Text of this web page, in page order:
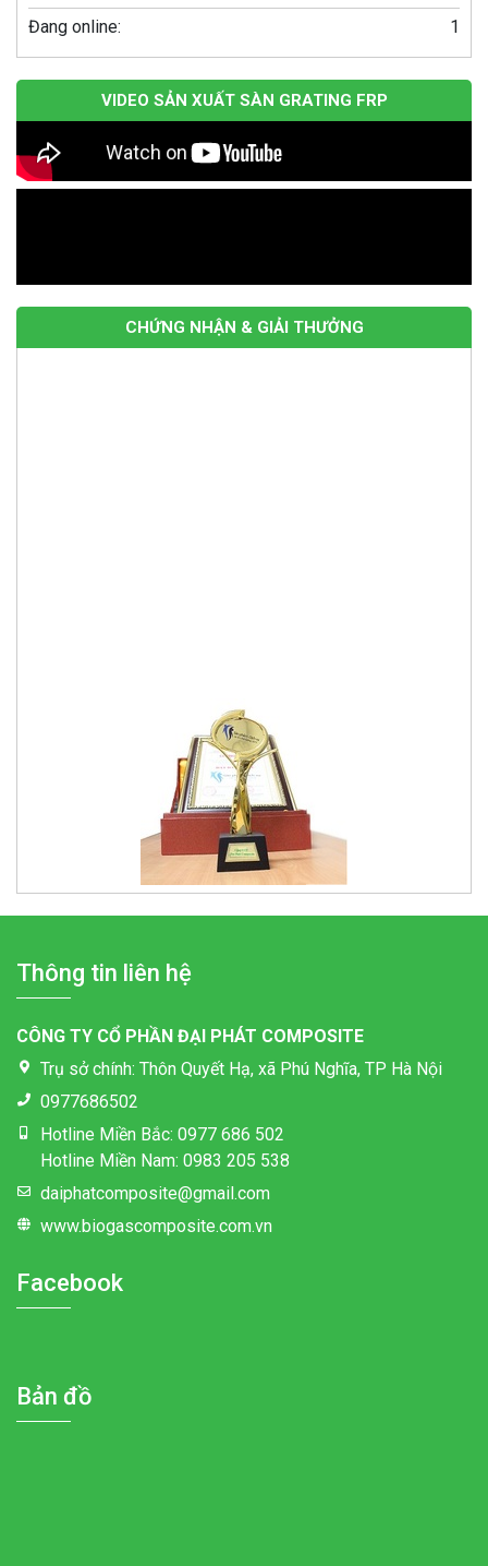
Bể Phốt 1000 Lít: Giải Pháp Tối Ưu Cho Hệ
Thống Xử Lý Nước Thải Gia Đình
1
Đang online:
VIDEO SẢN XUẤT SÀN GRATING FRP
CHỨNG NHẬN & GIẢI THƯỞNG
Thông tin liên hệ
CÔNG TY CỔ PHẦN ĐẠI PHÁT COMPOSITE
Trụ sở chính: Thôn Quyết Hạ, xã Phú Nghĩa, TP Hà Nội
0977686502
Hotline Miền Bắc: 0977 686 502
Hotline Miền Nam: 0983 205 538
daiphatcomposite@gmail.com
www.biogascomposite.com.vn
Facebook
Bản đồ